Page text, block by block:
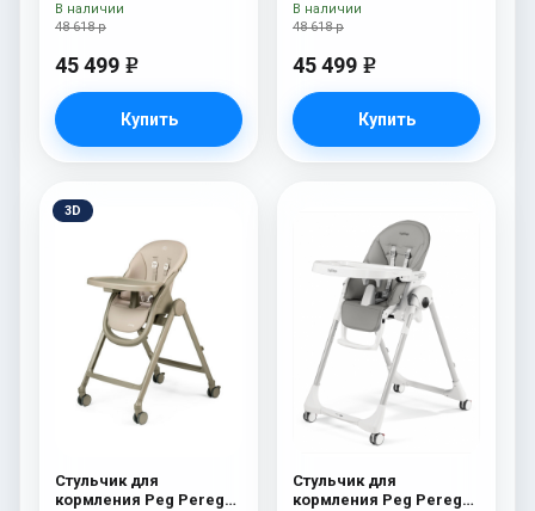
48 618 р
45 499 e
Купить
В наличии
48 618 р
45 499 e
Купить
В наличии
3D
Стульчик для
кормления Peg Perego
Стульчик для
кормления Peg Perego